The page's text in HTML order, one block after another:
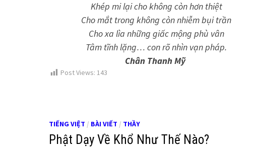
Khép mi lại cho không còn hơn thiệt
Cho mắt trong không còn nhiễm bụi trần
Cho xa lìa những giấc mộng phù vân
Tâm tĩnh lặng… con rõ nhìn vạn pháp.
Chân Thanh Mỹ
Post Views: 143
TIẾNG VIỆT / BÀI VIẾT / THẦY
Phật Dạy Về Khổ Như Thế Nào?